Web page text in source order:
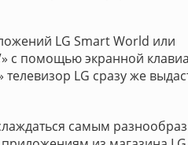
LG Smart World или
с помощью экранной
LG сразу же
самым